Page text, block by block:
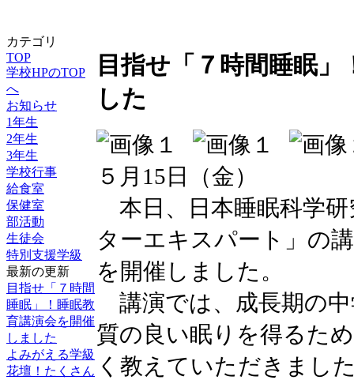
カテゴリ
TOP
学校HPのTOP
へ
お知らせ
1年生
2年生
3年生
学校行事
給食室
保健室
部活動
生徒会
特別支援学級
最新の更新
目指せ「７時間
睡眠」！睡眠教
育講演会を開催
しました
よみがえる学級
花壇！たくさん
目指せ「７時間睡眠
した
５月15日（金）
本日、日本睡眠科学
ターエキスパート」の
を開催しました。
講演では、成長期の
質の良い眠りを得るた
く教えていただきまし